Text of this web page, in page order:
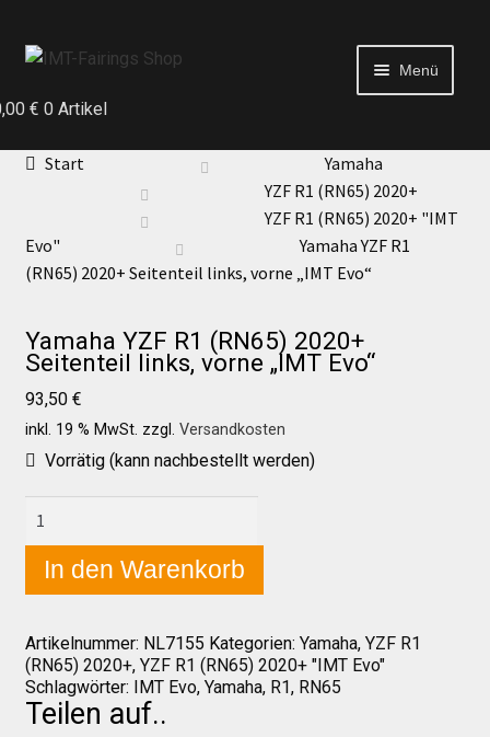
Menü
Echtheit von Bewertungen
Kontakt
News
News
Über uns
Infos zu unseren Produkten
Händlerkonditionen
€ 0 Artikel
Start
Yamaha
YZF R1 (RN65) 2020+
YZF R1 (RN65) 2020+ "IMT
Evo"
Yamaha YZF R1
(RN65) 2020+ Seitenteil links, vorne „IMT Evo“
Yamaha YZF R1 (RN65) 2020+
Seitenteil links, vorne „IMT Evo“
93,50 €
inkl. 19 % MwSt. zzgl. Versandkosten
Vorrätig (kann nachbestellt werden)
YZF
R1
(RN65)
2020+
links,
vorne
"IMT
Evo"
Menge
In den Warenkorb
Artikelnummer: NL7155 Kategorien: Yamaha, YZF R1
(RN65) 2020+, YZF R1 (RN65) 2020+ "IMT Evo"
Schlagwörter: IMT Evo, Yamaha, R1, RN65
Teilen auf..